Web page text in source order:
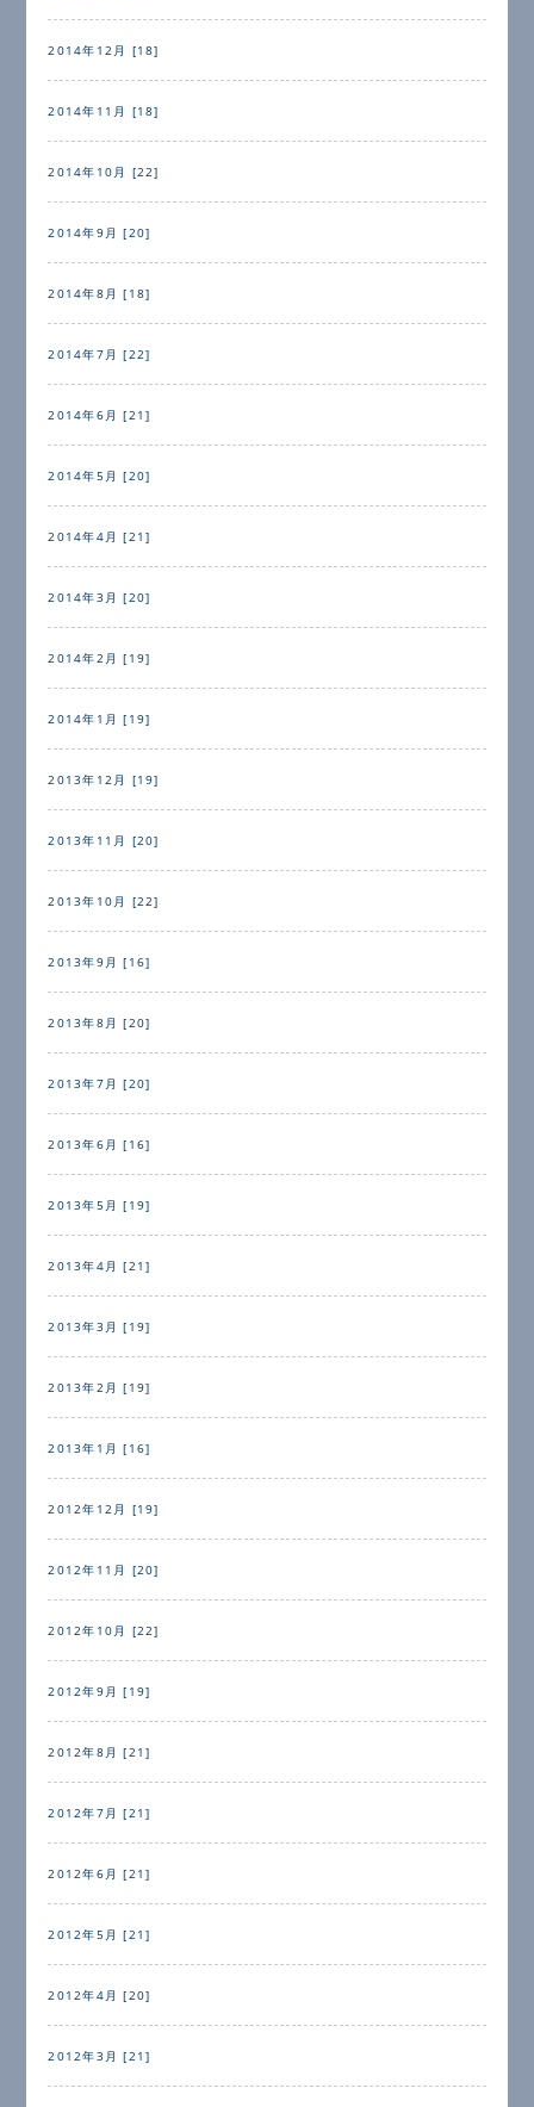
2014年12月 [18]
2014年11月 [18]
2014年10月 [22]
2014年9月 [20]
2014年8月 [18]
2014年7月 [22]
2014年6月 [21]
2014年5月 [20]
2014年4月 [21]
2014年3月 [20]
2014年2月 [19]
2014年1月 [19]
2013年12月 [19]
2013年11月 [20]
2013年10月 [22]
2013年9月 [16]
2013年8月 [20]
2013年7月 [20]
2013年6月 [16]
2013年5月 [19]
2013年4月 [21]
2013年3月 [19]
2013年2月 [19]
2013年1月 [16]
2012年12月 [19]
2012年11月 [20]
2012年10月 [22]
2012年9月 [19]
2012年8月 [21]
2012年7月 [21]
2012年6月 [21]
2012年5月 [21]
2012年4月 [20]
2012年3月 [21]